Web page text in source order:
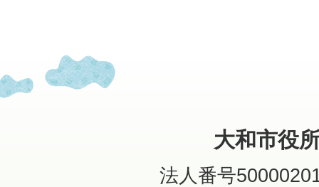
大和市役
法人番号